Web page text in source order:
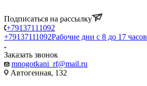
Подписаться на рассылку
+79137111092
+79137111092Рабочие дни с 8 до 17 часов
Заказать звонок
mnogotkani_rf@mail.ru
Автогенная, 132